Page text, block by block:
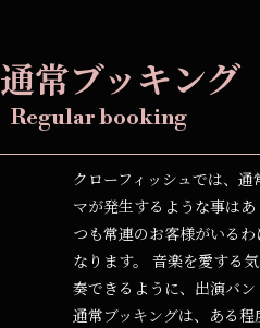
通常ブッキング
Regular booking
クローフィッシュでは、
マが発生するような事は
つも常連のお客様がいる
なります。 音楽を愛する
奏できるように、出演バ
通常ブッキングは、ある